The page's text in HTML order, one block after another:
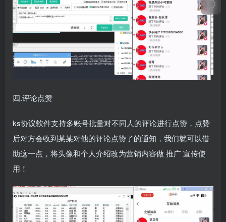
四.评论点赞
ks协议软件支持多账号批量对不同人的评论进行点赞，点赞
后对方会收到某某对他的评论点赞了的通知，我们就可以借
助这一点，将头像和个人介绍改为营销内容做 推广宣传使
用！